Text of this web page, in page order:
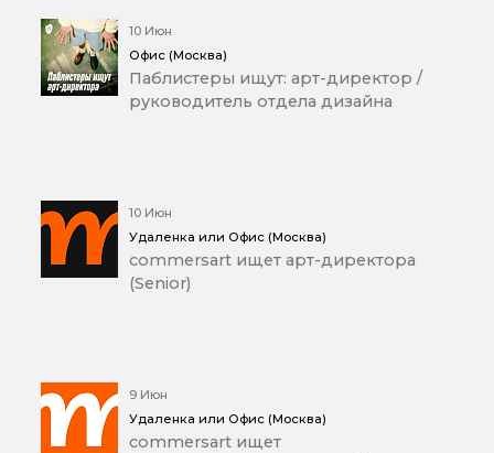
10 Июн
Офис (Москва)
Паблистеры ищут: арт-директор /
руководитель отдела дизайна
10 Июн
Удаленка или Офис (Москва)
commersart ищет арт-директора
(Senior)
9 Июн
Удаленка или Офис (Москва)
commersart ищет